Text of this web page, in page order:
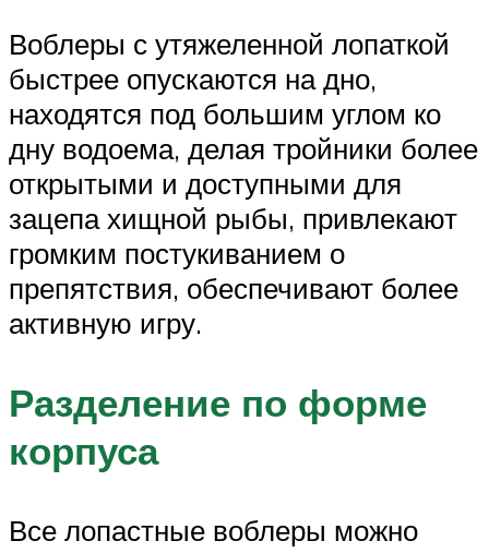
Воблеры с утяжеленной лопаткой
быстрее опускаются на дно,
находятся под большим углом ко
дну водоема, делая тройники более
открытыми и доступными для
зацепа хищной рыбы, привлекают
громким постукиванием о
препятствия, обеспечивают более
активную игру.
Разделение по форме
корпуса
Все лопастные воблеры можно